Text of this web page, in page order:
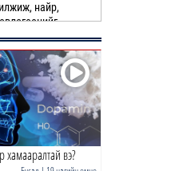
найр,
нууцаар
д нэвтрүүлсэн
х…
2 | 18 цагийн өмнө
допаминтай
вэ?